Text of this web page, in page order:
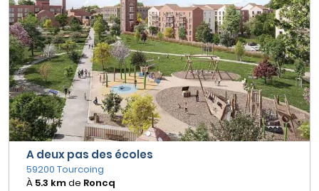
A deux pas des écoles
59200 Tourcoing
À 5.3 kmde Roncq